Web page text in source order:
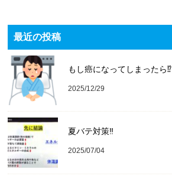
最近の投稿
もし癌になってしまったら⁉️
2025/12/29
夏バテ対策‼️
2025/07/04